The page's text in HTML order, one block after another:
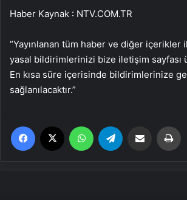
Haber Kaynak : NTV.COM.TR
“Yayınlanan tüm haber ve diğer içerikler
yasal bildirimlerinizi bize iletişim sayfası
En kısa süre içerisinde bildirimlerinize
sağlanılacaktır.”
Facebook WhatsApp Email'den paylaş